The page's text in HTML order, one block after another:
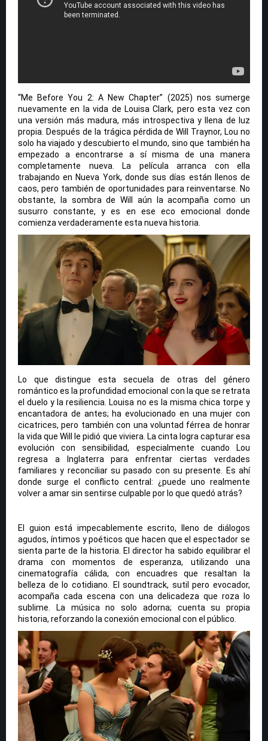
“Me Before You 2: A New Chapter” (2025) nos sumerge
nuevamente en la vida de Louisa Clark, pero esta vez con
una versión más madura, más introspectiva y llena de luz
propia. Después de la trágica pérdida de Will Traynor, Lou no
solo ha viajado y descubierto el mundo, sino que también ha
empezado a encontrarse a sí misma de una manera
completamente nueva. La película arranca con ella
trabajando en Nueva York, donde sus días están llenos de
caos, pero también de oportunidades para reinventarse. No
obstante, la sombra de Will aún la acompaña como un
susurro constante, y es en ese eco emocional donde
comienza verdaderamente esta nueva historia.
Lo que distingue esta secuela de otras del género
romántico es la profundidad emocional con la que se retrata
el duelo y la resiliencia. Louisa no es la misma chica torpe y
encantadora de antes; ha evolucionado en una mujer con
cicatrices, pero también con una voluntad férrea de honrar
la vida que Will le pidió que viviera. La cinta logra capturar esa
evolución con sensibilidad, especialmente cuando Lou
regresa a Inglaterra para enfrentar ciertas verdades
familiares y reconciliar su pasado con su presente. Es ahí
donde surge el conflicto central: ¿puede uno realmente
volver a amar sin sentirse culpable por lo que quedó atrás?
El guion está impecablemente escrito, lleno de diálogos
agudos, íntimos y poéticos que hacen que el espectador se
sienta parte de la historia. El director ha sabido equilibrar el
drama con momentos de esperanza, utilizando una
cinematografía cálida, con encuadres que resaltan la
belleza de lo cotidiano. El soundtrack, sutil pero evocador,
acompaña cada escena con una delicadeza que roza lo
sublime. La música no solo adorna; cuenta su propia
historia, reforzando la conexión emocional con el público.